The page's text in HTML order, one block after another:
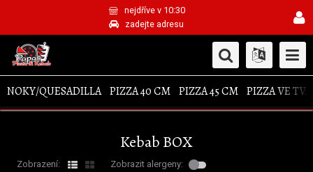
nejdříve v 10:30
zadejte adresu
NOKY/QUESADILLA PIZZA 40 CM PIZZA 45 CM PIZZA VE
Kebab BOX
Zobrazení: Zobrazit alergeny: